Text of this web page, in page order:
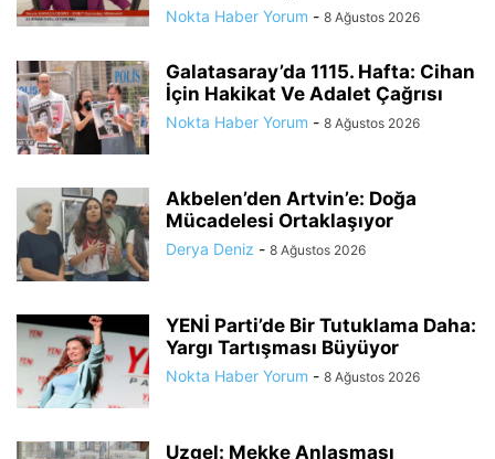
Nokta Haber Yorum - 8 Ağustos 2026
Galatasaray’da 1115. Hafta: Cihan
İçin Hakikat Ve Adalet Çağrısı
Nokta Haber Yorum - 8 Ağustos 2026
Akbelen’den Artvin’e: Doğa
Mücadelesi Ortaklaşıyor
Derya Deniz - 8 Ağustos 2026
YENİ Parti’de Bir Tutuklama Daha:
Yargı Tartışması Büyüyor
Nokta Haber Yorum - 8 Ağustos 2026
Uzgel: Mekke Anlaşması